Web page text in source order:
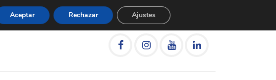
Aceptar Rechazar Ajustes